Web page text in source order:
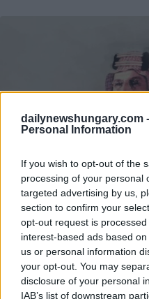
dailynewshungary.com -
Personal Information
If you wish to opt-out of the
processing of your personal
targeted advertising by us,
section to confirm your
opt-out request is
interest-based ads based
us or personal information
your opt-out. You may
disclosure of your personal
IAB’s list of downstream